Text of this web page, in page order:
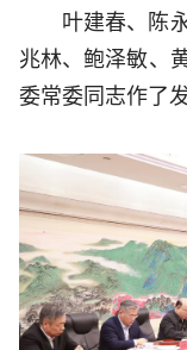
叶建春、陈
兆林、鲍泽敏、
委常委同志作了